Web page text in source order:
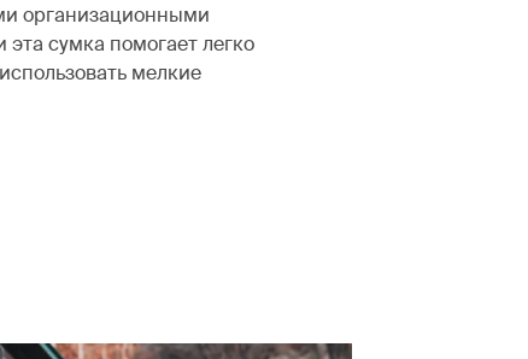
организационными
сумка помогает легко
мелкие